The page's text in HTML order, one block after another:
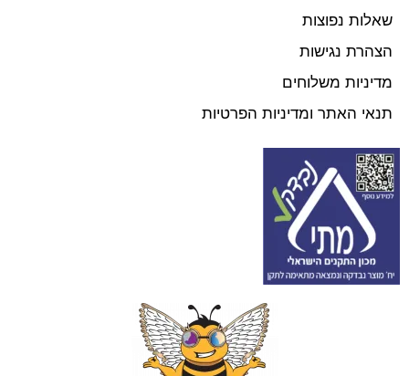
שאלות נפוצות
הצהרת נגישות
מדיניות משלוחים
תנאי האתר ומדיניות הפרטיות